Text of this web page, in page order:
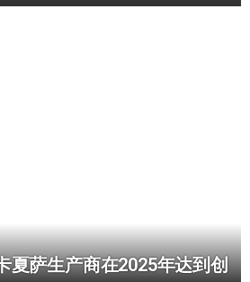
夏萨生产商在2025年达到创